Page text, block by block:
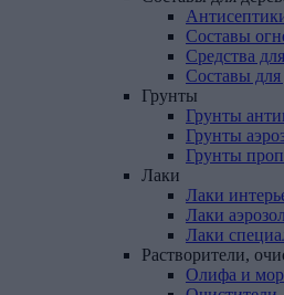
Составы
Средства
Составы для
Грунты
Грунты
Грунты
Грунты
Лаки
Лаки
Лаки
Лаки
Растворители,
Олифа и